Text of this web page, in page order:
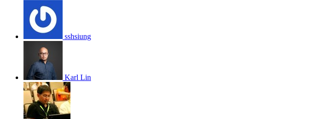
sshsiung
Karl Lin